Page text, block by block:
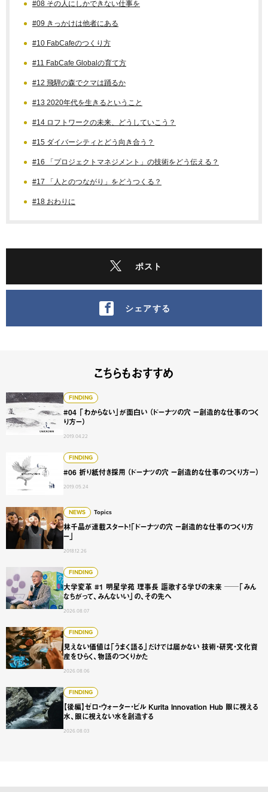
#08 その人にしかできない仕事を
#09 きっかけは他者にある
#10 FabCafeのつくり方
#11 FabCafe Globalの育て方
#12 飛騨の森でクマは踊るか
#13 2020年代を生きるということ
#14 ロフトワークの未来、どうしていこう？
#15 ダイバーシティとどう向き合う？
#16 「プロジェクトマネジメント」の技術をどう伝える？
#17 「人とのつながり」をどうつくる？
#18 おわりに
ポスト
シェアする
こちらもおすすめ
FINDING
#04 「わからない」が面白い （ドーナツの穴 ー創造的な仕事のつく
り方ー）
2019.04.22
#04 「わからない」が面白い （ドーナツの穴 ー創造的な仕
FINDING
#06 折り紙付き採用 （ドーナツの穴 ー創造的な仕事のつくり方ー）
2019.05.24
#06 折り紙付き採用 （ドーナツの穴 ー創造的な仕事のつく
NEWS Topics
林千晶が連載スタート！「ドーナツの穴 ー創造的な仕事のつくり方
ー」
2018.12.26
林千晶が連載スタート！「ドーナツの穴 ー創造的な仕事の
FINDING
大学変革 #1 明星学苑 理事長 謳歌する学びの未来 ──「みん
なちがって、みんないい」の、その先へ
2026.08.07
大学変革 #1 明星学苑 理事長 謳歌する学びの未来 ──「み
FINDING
見えない価値は「うまく語る」だけでは届かない 技術・研究・文化資
産をひらく、物語のつくりかた
2026.08.06
見えない価値は「うまく語る」だけでは届かない 技術・研
FINDING
【後編】ゼロ・ウォーター・ビル Kurita Innovation Hub 眼に視える
水、眼に視えない水を創造する
2026.08.03
【後編】ゼロ・ウォーター・ビル Kurita Innovation Hub 眼